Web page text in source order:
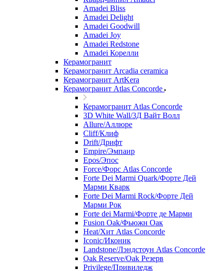
Amadei Bliss
Amadei Delight
Amadei Goodwill
Amadei Joy
Amadei Redstone
Amadei Корелли
Керамогранит
Керамогранит Arcadia ceramica
Керамогранит ArtKera
Керамогранит Atlas Concorde
Керамогранит Atlas Concorde
3D White Wall/3Д Вайт Волл
Allure/Аллюрe
Cliff/Клиф
Drift/Дрифт
Empire/Эмпаир
Epos/Эпос
Force/Фoрс Atlas Concorde
Forte Dei Marmi Quark/Форте Дей
Марми Кварк
Forte Dei Marmi Rock/Форте Дей
Марми Рок
Forte dei Marmi/Форте де Марми
Fusion Oak/Фьюжн Оак
Heat/Xит Atlas Concorde
Iconic/Иконик
Landstone/Лэндстоун Atlas Concorde
Oak Reserve/Оak Резepв
Privilege/Привиледж